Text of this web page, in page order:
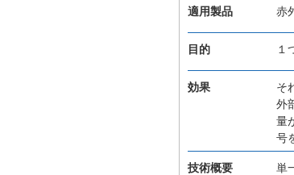
適用製品 赤
目的 １
効果
そ
外
量
号
技術概要
単